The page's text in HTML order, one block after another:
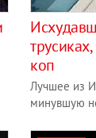
коп
Лучшее из
минувшую